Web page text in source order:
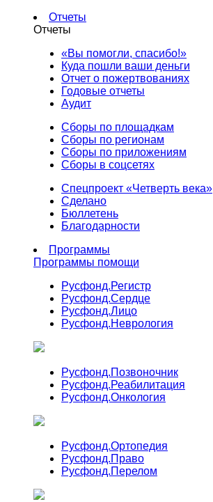
Отчеты
Отчеты
«Вы помогли, спасибо!»
Куда пошли ваши деньги
Отчет о пожертвованиях
Годовые отчеты
Аудит
Сборы по площадкам
Сборы по регионам
Сборы по приложениям
Сборы в соцсетях
Спецпроект «Четверть века»
Сделано
Бюллетень
Благодарности
Программы
Программы помощи
Русфонд.Регистр
Русфонд.Сердце
Русфонд.Лицо
Русфонд.Неврология
Русфонд.Позвоночник
Русфонд.Реабилитация
Русфонд.Онкология
Русфонд.Ортопедия
Русфонд.Право
Русфонд.Перелом